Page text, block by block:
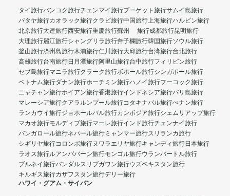
タイ旅行バンコク旅行チェンマイ旅行プーケット旅行サムイ島旅行
パタヤ旅行カオラック旅行クラビ旅行中国旅行上海旅行ハルビン旅行
北京旅行大連旅行西安旅行重慶旅行蘇州 旅行成都旅行昆明旅行
大理旅行麗江旅行シャングリラ旅行奔子欄旅行韓国旅行ソウル旅行
釜山旅行済州島旅行木浦旅行仁川旅行大邱旅行台湾旅行台北旅行
高雄旅行台南旅行日月潭旅行阿里山旅行台中旅行フィリピン旅行
セブ島旅行マニラ旅行クラーク旅行ボホール旅行シンガポール旅行
ベトナム旅行ダナン旅行ホーチミン旅行ハノイ旅行フーコック旅行
ニャチャン旅行ホイアン旅行香港旅行インドネシア旅行バリ島旅行
マレーシア旅行クアラルンプール旅行コタキナバル旅行ぺナン旅行
ランカウイ旅行ジョホールバル旅行カンボジア旅行シェムリアップ旅行
マカオ旅行モルディブ旅行マーレ旅行インド旅行チェンナイ旅行
バンガロール旅行ネパール旅行 ミャンマー旅行スリランカ旅行
シギリヤ旅行コロンボ旅行ヌワラエリヤ旅行キャンディ旅行日本旅行
ラオス旅行ルアンパバーン旅行モンゴル旅行ウランバートル旅行
ブルネイ旅行バンダルスリブガワン旅行ウズベキスタン旅行
キルギス旅行カザフスタン旅行デリー旅行
ハワイ・グアム・サイパン